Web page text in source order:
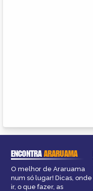
ENCONTRAARARUAMA
O melhor de Araruama
num só lugar! Dicas, onde
ir, o que fazer, as